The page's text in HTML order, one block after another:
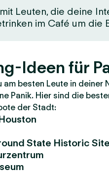
Leuten, die deine
im Café um die
Ideen für
am besten Leute in deiner
Panik. Hier sind die
der Stadt:
State Historic Site